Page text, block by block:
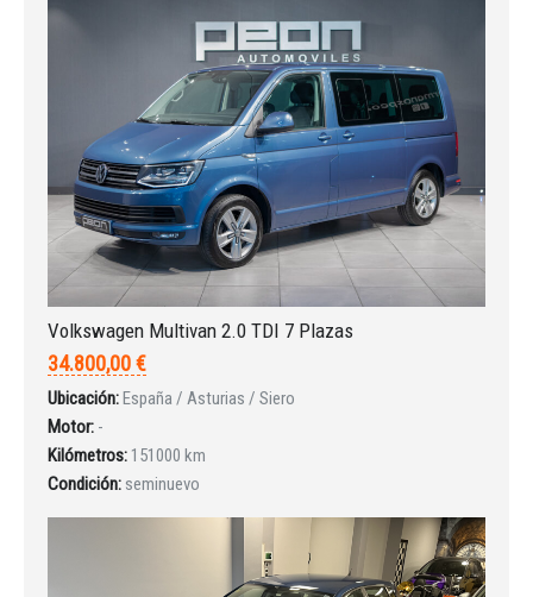
Iniciar sesión
INICIAR SESIÓN
Volkswagen Multivan 2.0 TDI 7 Plazas
34.800,00 €
Ubicación:España / Asturias / Siero
Motor: -
Kilómetros: 151000 km
Condición: seminuevo